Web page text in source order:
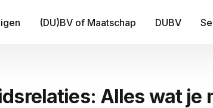
(DU)BV of Maatschap DUBV
Alles wat je